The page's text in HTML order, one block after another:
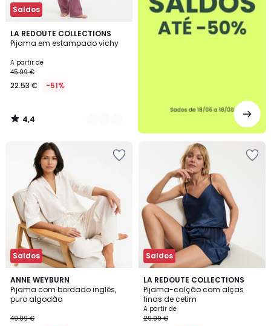
Saldos
LA REDOUTE COLLECTIONS
Pijama em estampado vichy
A partir de
45.99 €
22.53 € -51%
4,4
/ 5
2
Cores
4,4
/
Saldos
ANNE WEYBURN
Pijama com bordado inglês,
puro algodão
49.99 €
4,5
/ 5
Saldos
LA REDOUTE COLLECTIONS
Pijama-calção com alças
finas de cetim
A partir de
29.99 €
4,4
/ 5
2
Cores